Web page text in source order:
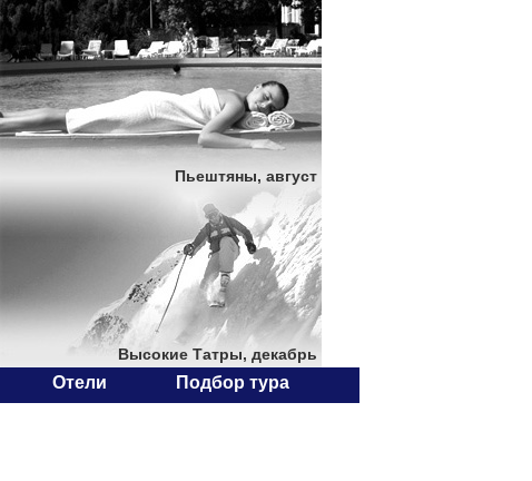
Пьештяны, август
Высокие Татры, декабрь
Отели Подбор тура